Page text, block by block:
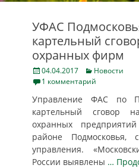
УФАС
картельный
охранных фирм
Posted
on
04.04.2017 Categories
Новости
1 комментарий
Управление ФАС по
картельный сговор
охранных
районе Подмосковья,
управления.
России выявлены …